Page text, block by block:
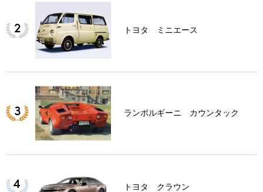
トヨタ ミニエース
ランボルギーニ カウンタック
トヨタ クラウン